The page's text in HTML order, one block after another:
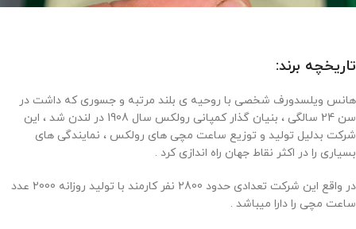
تاریخچه برند:
هانس ویلسدورف شخصی با روحیه ی بلند مرتبه و جسوری که داشت در
سن 24 سالگی ، بنیان گذار کمپانی رولکس سال 1908 در لندن شد ، این
شرکت بدلیل تولید و توزیع ساعت مچی های رولکس ، نمایندگی های
بسیاری را در اکثر نقاط جهان راه اندازی کرد .
در واقع این شرکت تعدادی حدود 2800 نفر کارمند با تولید روزانه 2000 عدد
ساعت مچی را دارا میباشد .